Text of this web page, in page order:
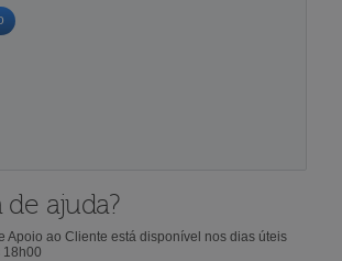
de ajuda?
Apoio ao Cliente está disponível nos dias úteis
18h00